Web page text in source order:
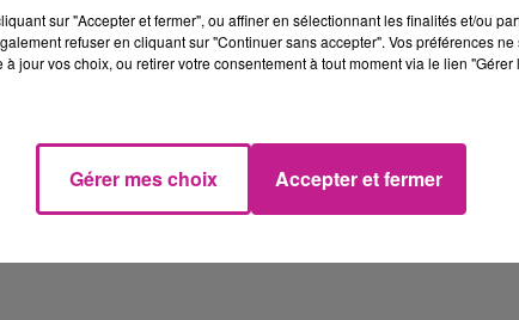
sur "Accepter et fermer", ou affiner en sélectionnant les finalités et/ou
refuser en cliquant sur "Continuer sans accepter". Vos préférences
à jour vos choix, ou retirer votre consentement à tout moment via le lien
Gérer mes choix Accepter et fermer